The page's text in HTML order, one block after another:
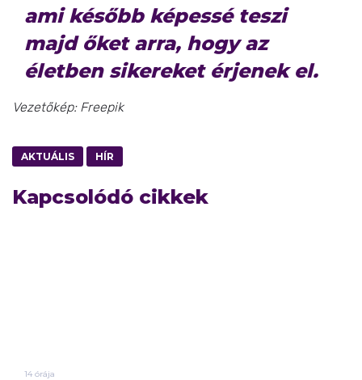
ami később képessé teszi
majd őket arra, hogy az
életben sikereket érjenek el.
Vezetőkép: Freepik
AKTUÁLIS HÍR
Kapcsolódó cikkek
14 órája